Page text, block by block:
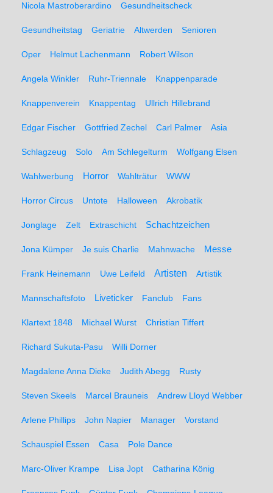
Nicola Mastroberardino Gesundheitscheck
Gesundheitstag Geriatrie Altwerden Senioren
Oper Helmut Lachenmann Robert Wilson
Angela Winkler Ruhr-Triennale Knappenparade
Knappenverein Knappentag Ullrich Hillebrand
Edgar Fischer Gottfried Zechel Carl Palmer Asia
Schlagzeug Solo Am Schlegelturm Wolfgang Elsen
Wahlwerbung Horror Wahlträtur WWW
Horror Circus Untote Halloween Akrobatik
Jonglage Zelt Extraschicht Schachtzeichen
Jona Kümper Je suis Charlie Mahnwache Messe
Frank Heinemann Uwe Leifeld Artisten Artistik
Mannschaftsfoto Liveticker Fanclub Fans
Klartext 1848 Michael Wurst Christian Tiffert
Richard Sukuta-Pasu Willi Dorner
Magdalene Anna Dieke Judith Abegg Rusty
Steven Skeels Marcel Brauneis Andrew Lloyd Webber
Arlene Phillips John Napier Manager Vorstand
Schauspiel Essen Casa Pole Dance
Marc-Oliver Krampe Lisa Jopt Catharina König